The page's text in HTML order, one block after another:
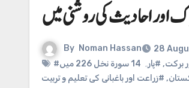
اور احادیث کی روشنی میں
By Noman Hassan
28
برکت,
#پارہ 14 سورة نخل 226 میں
, #زراعت اور باغبانی کی تعلیم و تربیت